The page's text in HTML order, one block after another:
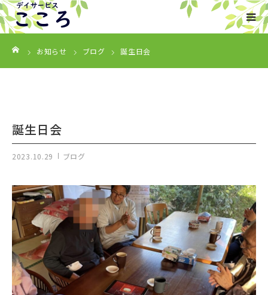
お知らせ ブログ 誕生日会
誕生日会
2023.10.29 ブログ
HOME
会社概要
お知らせ
お問い合わせ